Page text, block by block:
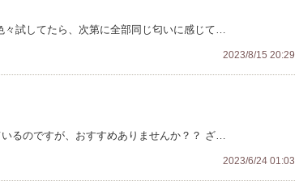
試してたら、次第に全部同じ匂いに感じて…
2023/8/15 20:29
るのですが、おすすめありませんか？？ ざ…
2023/6/24 01:03